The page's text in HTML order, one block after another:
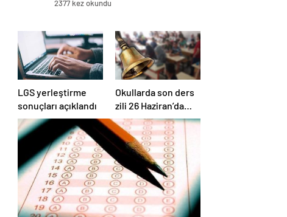
2377 kez okundu
LGS yerleştirme
sonuçları açıklandı
Okullarda son ders
zili 26 Haziran’da
çalacak